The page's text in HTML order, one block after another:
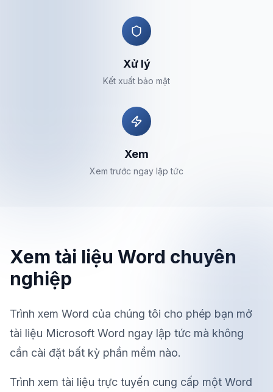
Xử lý
Kết xuất bảo mật
Xem
Xem trước ngay lập tức
Xem tài liệu Word chuyên
nghiệp
Trình xem Word của chúng tôi cho phép bạn mở
tài liệu Microsoft Word ngay lập tức mà không
cần cài đặt bất kỳ phần mềm nào.
Trình xem tài liệu trực tuyến cung cấp một Word